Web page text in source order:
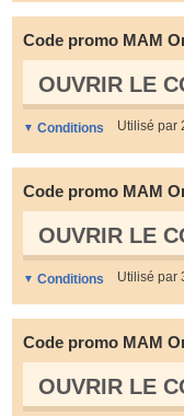
Code promo MAM
OUVRIR LE
Conditions Utilisé par
Code promo MAM
OUVRIR LE
Conditions Utilisé par
Code promo MAM
OUVRIR LE